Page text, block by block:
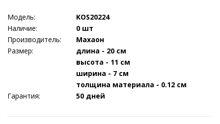
Модель:
KOS20224
Наличие:
0 шт
Производитель:
Махаон
Размер:
длина - 20 см
высота - 11 см
ширина - 7 см
толщина материала - 0.12 см
Гарантия:
50 дней